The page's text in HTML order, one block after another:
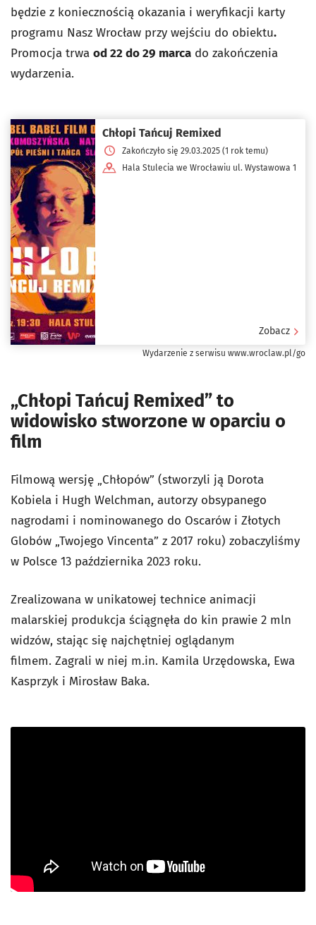
będzie z koniecznością okazania i weryfikacji karty
programu Nasz Wrocław przy wejściu do obiektu.
Promocja trwa od 22 do 29 marca do zakończenia
wydarzenia.
Chłopi Tańcuj Remixed
Zakończyło się 29.03.2025 (1 rok temu)
Hala Stulecia we Wrocławiu ul. Wystawowa 1
Zobacz
Wydarzenie z serwisu www.wroclaw.pl/go
„Chłopi Tańcuj Remixed” to
widowisko stworzone w oparciu o
film
Filmową wersję „Chłopów” (stworzyli ją Dorota
Kobiela i Hugh Welchman, autorzy obsypanego
nagrodami i nominowanego do Oscarów i Złotych
Globów „Twojego Vincenta” z 2017 roku) zobaczyliśmy
w Polsce 13 października 2023 roku.
Zrealizowana w unikatowej technice animacji
malarskiej produkcja ściągnęła do kin prawie 2 mln
widzów, stając się najchętniej oglądanym
filmem. Zagrali w niej m.in. Kamila Urzędowska, Ewa
Kasprzyk i Mirosław Baka.